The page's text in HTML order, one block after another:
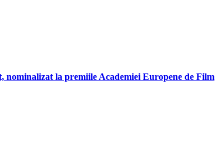
nominalizat la premiile Academiei Europene de Film